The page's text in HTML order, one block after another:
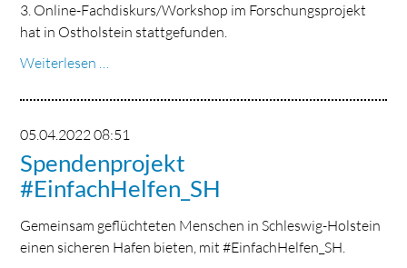
3. Online-Fachdiskurs/Workshop im Forschungsprojekt
hat in Ostholstein stattgefunden.
Weiterlesen …
Augen
von
–
Was
inklusive
Jugendarbeit?“
05.04.2022 08:51
Spendenprojekt
#EinfachHelfen_SH
Gemeinsam geflüchteten Menschen in Schleswig-Holstein
einen sicheren Hafen bieten, mit #EinfachHelfen_SH.